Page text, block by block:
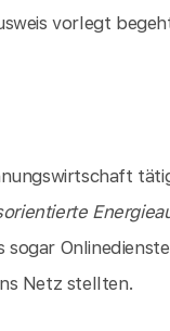
vorlegt
Netz stellten.